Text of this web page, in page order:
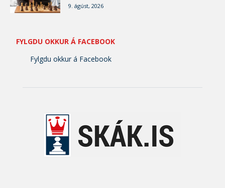
9. ágúst, 2026
FYLGDU OKKUR Á FACEBOOK
Fylgdu okkur á Facebook